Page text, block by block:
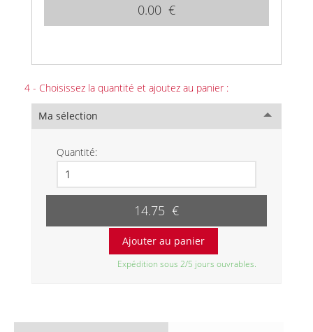
0.00 €
4 - Choisissez la quantité et ajoutez au panier :
Ma sélection
Quantité:
14.75 €
Expédition sous 2/5 jours ouvrables.